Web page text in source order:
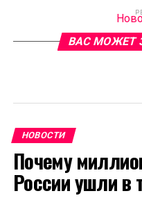
ВАС МОЖЕТ
НОВОСТИ
Почему
России ушли в